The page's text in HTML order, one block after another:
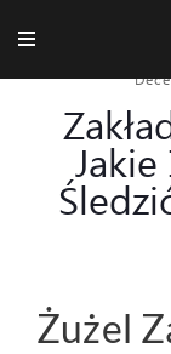
Żużel